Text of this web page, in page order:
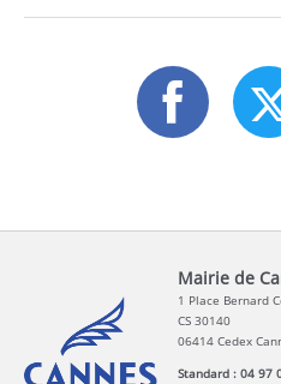
Mairie de
1 Place Bernard
CS 30140
06414 Cedex
Standard : 04 97